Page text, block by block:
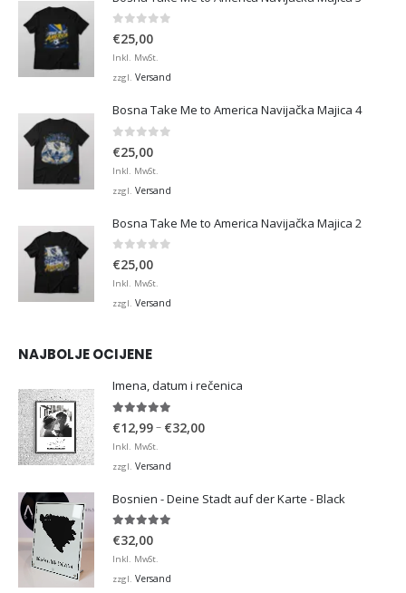
0 von 5
€25,00
Inkl. MwSt.
zzgl. Versand
Bosna Take Me to America Navijačka Majica 4
€25,00
Inkl. MwSt.
zzgl. Versand
Bosna Take Me to America Navijačka Majica 2
0 von 5
€25,00
Inkl. MwSt.
zzgl. Versand
NAJBOLJE OCIJENE
Imena, datum i rečenica
€12,99– €32,00Preisspanne:
Inkl. MwSt.
zzgl. Versand
Bosnien - Deine Stadt auf der Karte - Black
5.00von 5
€32,00
Inkl. MwSt.
zzgl. Versand